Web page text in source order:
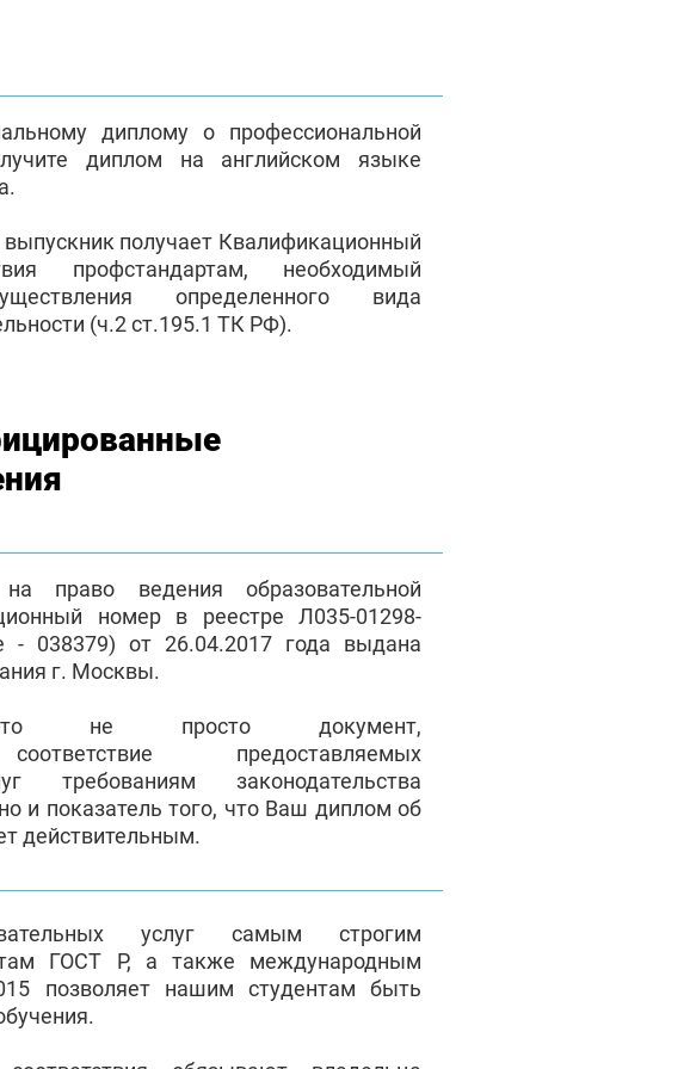
диплому о профессиональной
диплом на английском языке
получает Квалификационный
профстандартам, необходимый
определенного вида
(ч.2 ст.195.1 ТК РФ).
право ведения образовательной
номер в реестре Л035-01298-
- 038379) от 26.04.2017 года выдана
г. Москвы.
не просто документ,
предоставляемых
требованиям законодательства
и показатель того, что Ваш диплом об
действительным.
услуг самым строгим
ГОСТ Р, а также международным
позволяет нашим студентам быть